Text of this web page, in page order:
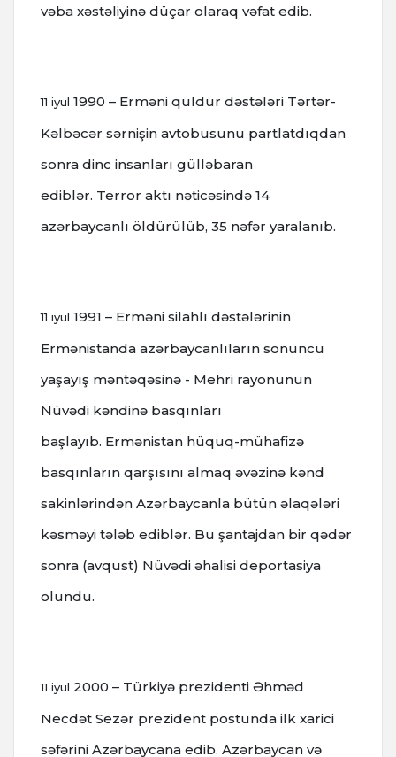
vəba xəstəliyinə düçar olaraq vəfat edib.
11 iyul 1990 – Erməni quldur dəstələri Tərtər-
Kəlbəcər sərnişin avtobusunu partlatdıqdan
sonra dinc insanları gülləbaran
ediblər. Terror aktı nəticəsində 14
azərbaycanlı öldürülüb, 35 nəfər yaralanıb.
11 iyul 1991 – Erməni silahlı dəstələrinin
Ermənistanda azərbaycanlıların sonuncu
yaşayış məntəqəsinə - Mehri rayonunun
Nüvədi kəndinə basqınları
başlayıb. Ermənistan hüquq-mühafizə
basqınların qarşısını almaq əvəzinə kənd
sakinlərindən Azərbaycanla bütün əlaqələri
kəsməyi tələb ediblər. Bu şantajdan bir qədər
sonra (avqust) Nüvədi əhalisi deportasiya
olundu.
11 iyul 2000 – Türkiyə prezidenti Əhməd
Necdət Sezər prezident postunda ilk xarici
səfərini Azərbaycana edib. Azərbaycan və